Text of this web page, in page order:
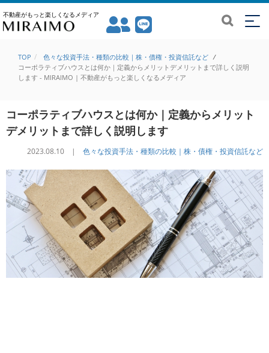
不動産がもっと楽しくなるメディア
TOP 色々な投資手法・種類の比較｜株・債権・投資信託など /
コーポラティブハウスとは何か｜定義からメリットデメリットまで詳しく説明
します - MIRAIMO | 不動産がもっと楽しくなるメディア
コーポラティブハウスとは何か｜定義からメリット
デメリットまで詳しく説明します
2023.08.10 | 色々な投資手法・種類の比較｜株・債権・投資信託など